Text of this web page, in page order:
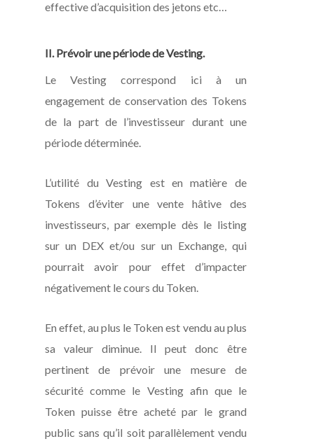
effective d’acquisition des jetons etc…
II. Prévoir une période deVesting.
LeVesting correspond ici à un
engagement de conservation des Tokens
de la part de l’investisseur durant une
période déterminée.
L’utilité duVesting est en matière de
Tokens d’éviter une vente hâtive des
investisseurs, par exemple dès le listing
sur un DEX et/ou sur un Exchange, qui
pourrait avoir pour effet d’impacter
négativement le cours du Token.
En effet, au plus le Token est vendu au plus
sa valeur diminue. Il peut donc être
pertinent de prévoir une mesure de
sécurité comme le Vestingafin que le
Token puisse être acheté par le grand
public sans qu’il soit parallèlement vendu